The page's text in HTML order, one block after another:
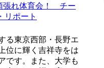
張れ体育会！ チー
リポート
る東京西部・長野エ
位に輝く吉祥寺をは
です。また、大学も